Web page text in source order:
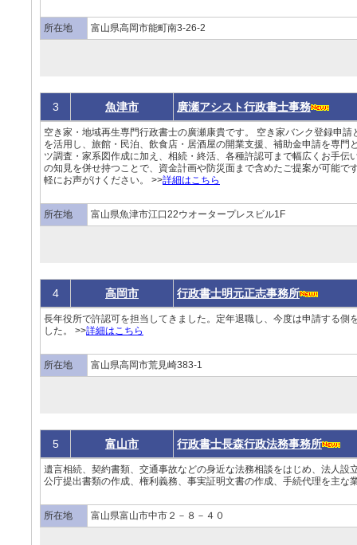
所在地 富山県高岡市能町南3-26-2
3 魚津市 廣瀬アシスト行政書士事務
空き家・地域再生専門行政書士の廣瀬康貴です。 空き家バンク登録申
を活用し、旅館・民泊、飲食店・居酒屋の開業支援、補助金申請を専門
ツ調査・家系図作成に加え、相続・終活、各種許認可まで幅広くお手伝
の知見を併せ持つことで、資金計画や防災面まで含めたご提案が可能で
軽にお声がけください。 >>詳細はこちら
所在地 富山県魚津市江口22ウオータープレスビル1F
4 高岡市 行政書士明元正志事務所
長年役所で許認可を担当してきました。定年退職し、今度は申請する側
した。 >>詳細はこちら
所在地 富山県高岡市荒見崎383-1
5 富山市 行政書士長森行政法務事務所
遺言相続、契約書類、交通事故などの身近な法務相談をはじめ、法人設
公庁提出書類の作成、権利義務、事実証明文書の作成、手続代理を主な
所在地 富山県富山市中市２－８－４０